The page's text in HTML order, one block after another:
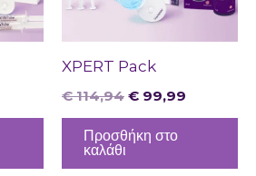
XPERT Pack
€114,94 € 99,99
Προσθήκη στο
καλάθι